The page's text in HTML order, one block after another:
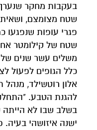
בעקבות מחקר
פגרי עופות שנפגעו
שטח של קילומטר
משלים עשר שנים
כלל הגופים לפעול
אלון רוטשילד, מנהל
בשלב שבו לא
ישנה איזושהי בעיה.